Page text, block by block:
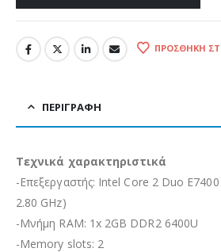
ΠΡΟΣΘΉΚΗ
ΠΕΡΙΓΡΑΦΉ
Τεχνικά χαρακτηριστικά
-Επεξεργαστής: Intel Core 2 Duo
2.80 GHz)
-Μνήμη RAM: 1x 2GB DDR2 6400U
-Memory slots: 2